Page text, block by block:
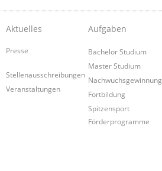
Aktuelles
Presse
Stellenausschreibungen
Veranstaltungen
Aufgaben
Bachelor Studium
Master Studium
Nachwuchsgewinnung
Fortbildung
Spitzensport
Förderprogramme